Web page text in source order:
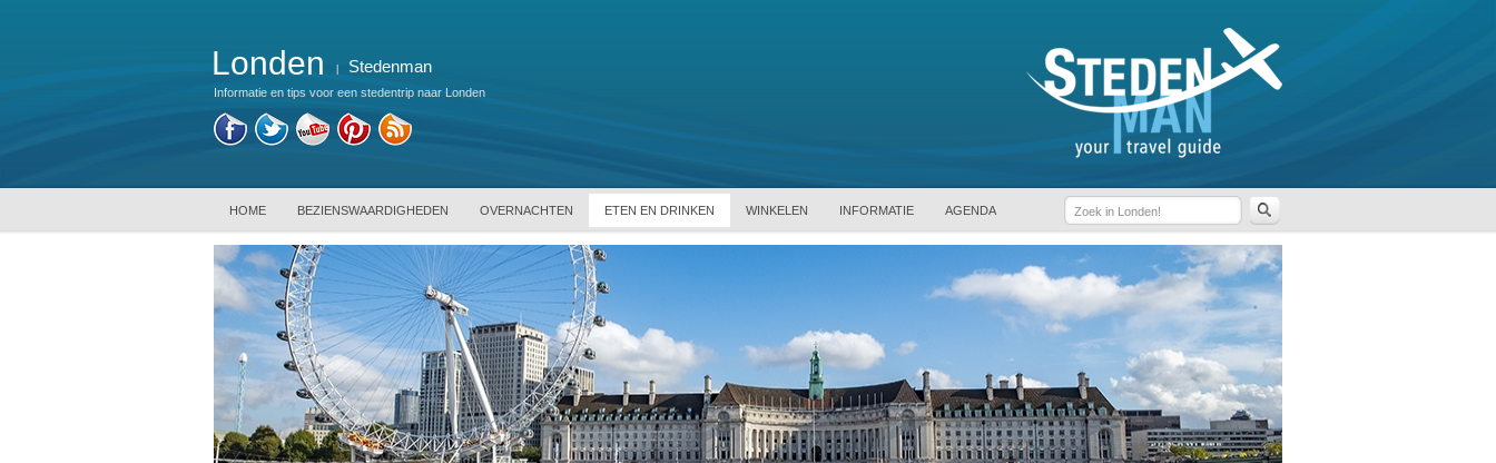
Londen Stedenman
Informatie en tips voor een stedentrip naar Londen
HOME BEZIENSWAARDIGHEDEN OVERNACHTEN ETEN EN DRINKEN WINKELEN INFORMATIE AGENDA